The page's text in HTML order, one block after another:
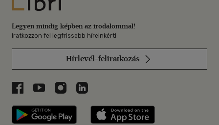
Legyen mindig képben az irodalommal!
Iratkozzon fel legfrissebb híreinkért!
Hírlevél-feliratkozás
Libri a Facebookon
Libri a Youtube-on
Libri az Instagramon
Libri a LinkedInen
Libri applikáció Szerezd meg: Google